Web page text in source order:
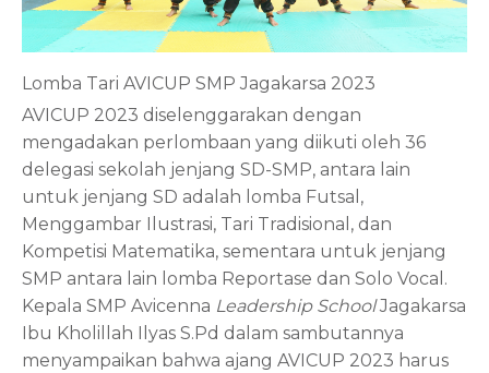
Lomba Tari AVICUP SMP Jagakarsa 2023
AVICUP 2023 diselenggarakan dengan
mengadakan perlombaan yang diikuti oleh 36
delegasi sekolah jenjang SD-SMP, antara lain
untuk jenjang SD adalah lomba Futsal,
Menggambar Ilustrasi, Tari Tradisional, dan
Kompetisi Matematika, sementara untuk jenjang
SMP antara lain lomba Reportase dan Solo Vocal.
Kepala SMP Avicenna Leadership SchoolJagakarsa
Ibu Kholillah Ilyas S.Pd dalam sambutannya
menyampaikan bahwa ajang AVICUP 2023 harus